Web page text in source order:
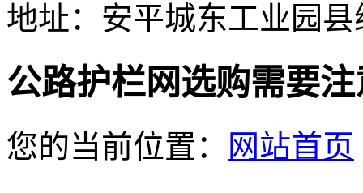
地址：安平城东工业园县
公路护栏网选购需要
您的当前位置： 网站首页